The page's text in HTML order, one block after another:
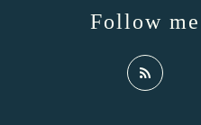
Follow me